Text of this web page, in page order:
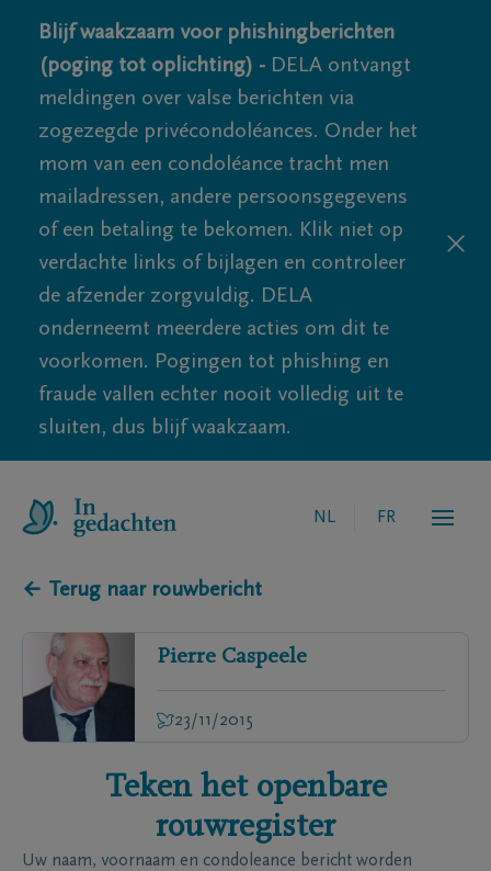
Blijf waakzaam voor phishingberichten
(poging tot oplichting) - DELA ontvangt
meldingen over valse berichten via
zogezegde privécondoléances. Onder het
mom van een condoléance tracht men
mailadressen, andere persoonsgegevens
of een betaling te bekomen. Klik niet op
verdachte links of bijlagen en controleer
de afzender zorgvuldig. DELA
onderneemt meerdere acties om dit te
voorkomen. Pogingen tot phishing en
fraude vallen echter nooit volledig uit te
sluiten, dus blijf waakzaam.
NL FR
← Terug naar rouwbericht
Pierre Caspeele
23/11/2015
Teken het openbare
rouwregister
Uw naam, voornaam en condoleance bericht worden